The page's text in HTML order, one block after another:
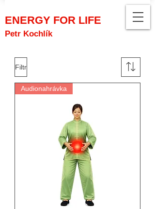
ENERGY FOR LIFE
Petr Kochlík
Filtr
Audionahrávka